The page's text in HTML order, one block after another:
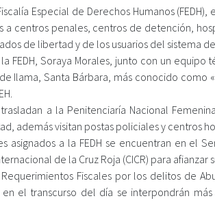
Especial de Derechos Humanos
a centros penales, centros de detención,
de libertad y de los usuarios del sistema
FEDH, Soraya Morales, junto con un
Ilama, Santa Bárbara, más conocido como
a la Penitenciaría Nacional
además visitan postas policiales y centros
asignados a la FEDH se encuentran en el
de la Cruz Roja (CICR) para
Fiscales por los delitos de
el transcurso del día se interpondrán